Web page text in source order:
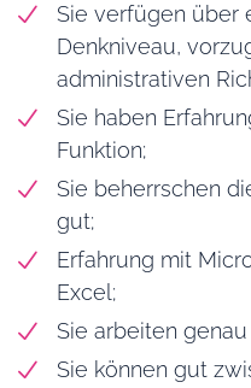
Sie verfügen über
Denkniveau,
administrativen
Sie haben
Funktion;
Sie beherrschen
gut;
Erfahrung mit
Excel;
Sie arbeiten
Sie können gut